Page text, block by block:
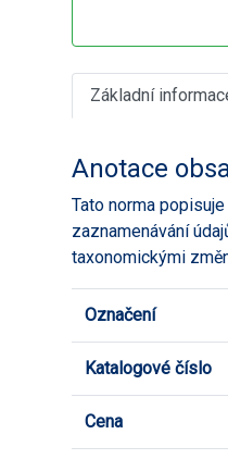
Základní
Anotace
Tato norma
zaznamenávání
taxonomickými
Označení
Katalogové číslo
Cena